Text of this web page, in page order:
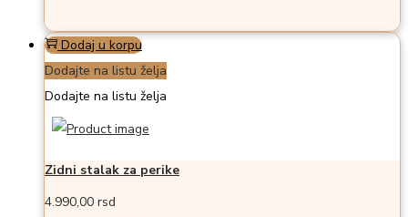
Dodaj u korpu
Dodajte na listu želja
Dodajte na listu želja
Zidni stalak za perike
4.990,00 rsd